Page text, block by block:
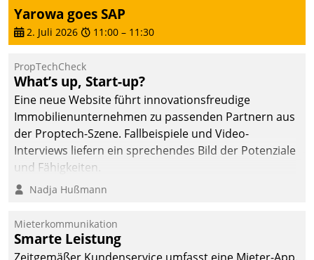
zielgerichtete
Mieterbefragungen – eine
starke Grundlage für
intelligente,
datengestützte
Entscheidungen.
Yarowa goes SAP
2. Juli 2026 11:00 – 11:30
PropTechCheck
What’s up, Start-up?
Eine neue Website führt innovationsfreudige
Immobilienunternehmen zu passenden Partnern aus
der Proptech-Szene. Fallbeispiele und Video-
Interviews liefern ein sprechendes Bild der Potenziale
und Fähigkeiten.
Nadja Hußmann
Mieterkommunikation
Smarte Leistung